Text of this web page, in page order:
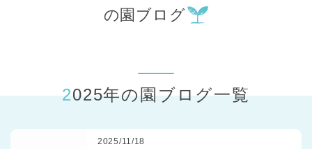
から探す
の園ブログ
2025年の園ブログ一覧
2025/11/18